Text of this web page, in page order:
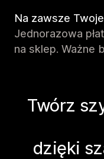
Na zawsze Twoje
Jednorazowa
na sklep. Ważne
Twórz
dzięki